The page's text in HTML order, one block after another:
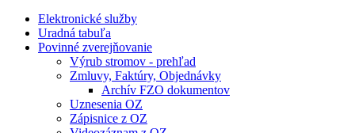
Elektronické služby
Uradná tabuľa
Povinné zverejňovanie
Výrub stromov - prehľad
Zmluvy, Faktúry, Objednávky
Archív FZO dokumentov
Uznesenia OZ
Zápisnice z OZ